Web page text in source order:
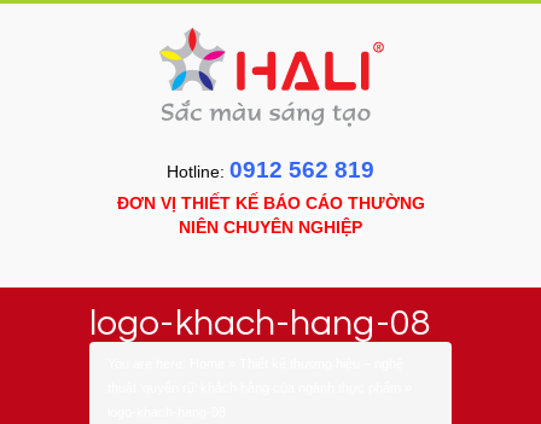
Hotline: 0912 562 819
ĐƠN VỊ THIẾT KẾ BÁO CÁO THƯỜNG
NIÊN CHUYÊN NGHIỆP
logo-khach-hang-08